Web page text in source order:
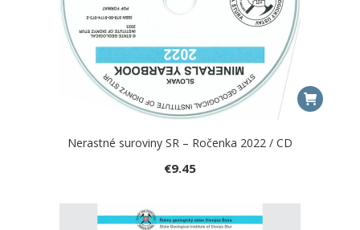
Nerastné suroviny SR – Ročenka 2022 / CD
€9.45